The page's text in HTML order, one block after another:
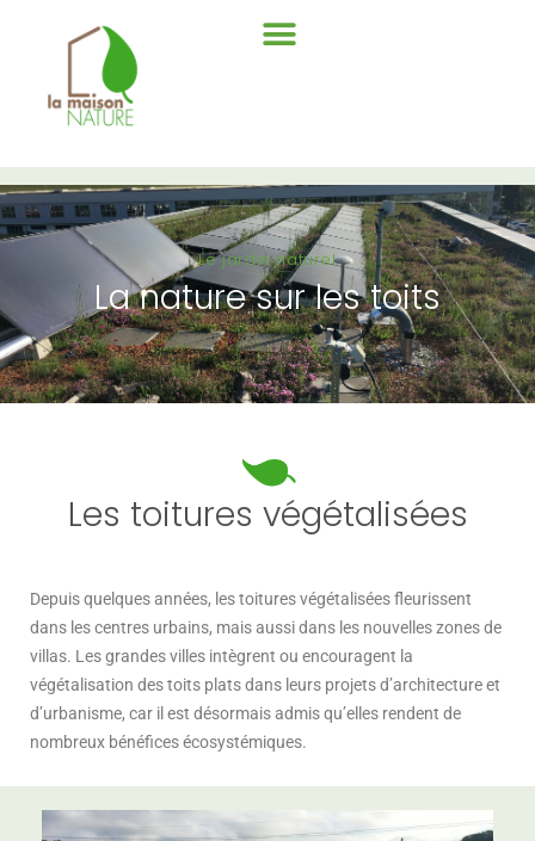
Le jardin naturel
La nature sur les toits
Les toitures végétalisées
Depuis quelques années, les toitures végétalisées fleurissent
dans les centres urbains, mais aussi dans les nouvelles zones de
villas. Les grandes villes intègrent ou encouragent la
végétalisation des toits plats dans leurs projets d’architecture et
d’urbanisme, car il est désormais admis qu’elles rendent de
nombreux bénéfices écosystémiques.